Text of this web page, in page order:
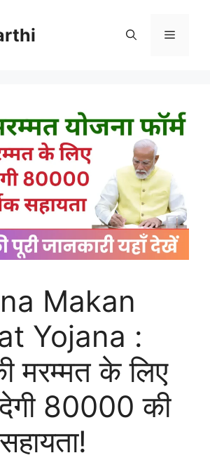
Menu
Makan
Yojana :
मरम्मत के लिए
80000 की